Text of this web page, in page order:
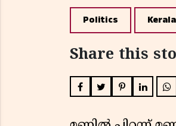
Politics
Share this